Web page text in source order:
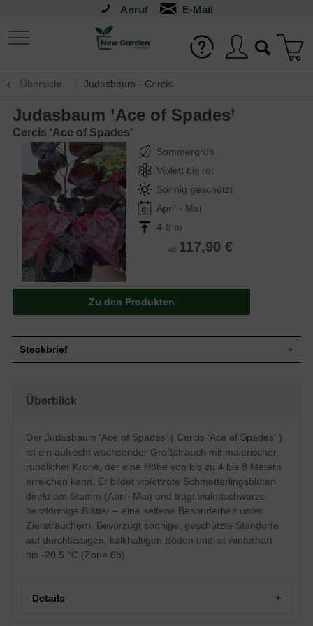
Anruf
Übersicht Judasbaum - Cercis
Judasbaum ’Ace of Spades’
Cercis ‘Ace of Spades‘
Sommergrün
Violett bis rot
Sonnig geschützt
April - Mai
4-8 m
ab 117,90 €
Zu den Produkten
Steckbrief
Blatt
Sommergrün, wechselständig, herzförmig,
zugespitztes Ende, violettschwarz
Frucht
am Baum haften
Blüte
Kleine Schmetterlingsblüten, violett bis rot,
stehen in kleinen Büscheln, Stammblüte,
sehr zierend
Blütezeit
April - Mai
Rinde
Grau, flach gefurcht, später ablösend
Wurzeln
Tiefwurzler, dicht verzweigt, kräftig
Standort
Überblick
Der Judasbaum 'Ace of Spades' ( Cercis 'Ace of Spades' )
ist ein aufrecht wachsender Großstrauch mit malerischer,
rundlicher Krone, der eine Höhe von bis zu 4 bis 8 Metern
erreichen kann. Er bildet violettrote Schmetterlingsblüten
direkt am Stamm (April–Mai) und trägt violettschwarze
herzförmige Blätter – eine seltene Besonderheit unter
Ziersträuchern. Bevorzugt sonnige, geschützte Standorte
auf durchlässigen, kalkhaltigen Böden und ist winterhart
bis -20,5 °C (Zone 6b).
Details